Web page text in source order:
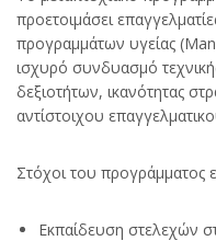
προετοιμάσει
προγραμμάτων υγείας
ισχυρό συνδυασμό
δεξιοτήτων, ικανότητας
αντίστοιχου
Στόχοι του προγράμματος
Εκπαίδευση στελεχών